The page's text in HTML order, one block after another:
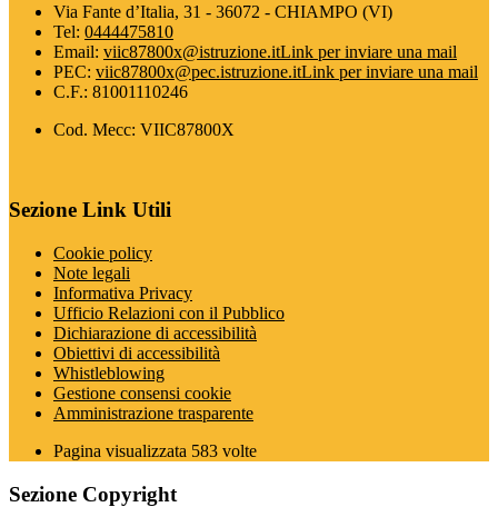
Via Fante d’Italia, 31 - 36072 - CHIAMPO (VI)
Tel: 0444475810
Email: viic87800x@istruzione.itLink per inviare una mail
PEC: viic87800x@pec.istruzione.itLink per inviare una mail
C.F.: 81001110246
Cod. Mecc: VIIC87800X
Sezione Link Utili
Cookie policy
Note legali
Informativa Privacy
Ufficio Relazioni con il Pubblico
Dichiarazione di accessibilità
Obiettivi di accessibilità
Whistleblowing
Gestione consensi cookie
Amministrazione trasparente
Pagina visualizzata 583 volte
Sezione Copyright